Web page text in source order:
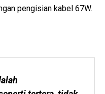
pengisian kabel 67W.